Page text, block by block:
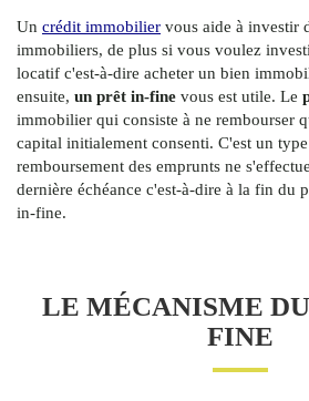
Un crédit immobilier vous aide à investir
immobiliers, de plus si vous voulez
locatif c'est-à-dire acheter un bien
ensuite, un prêt in-fine vous est utile. Le
immobilier qui consiste à ne rembourser
capital initialement consenti. C'est un
remboursement des emprunts ne
dernière échéance c'est-à-dire à la fin du
in-fine.
LE MÉCANISME
FINE